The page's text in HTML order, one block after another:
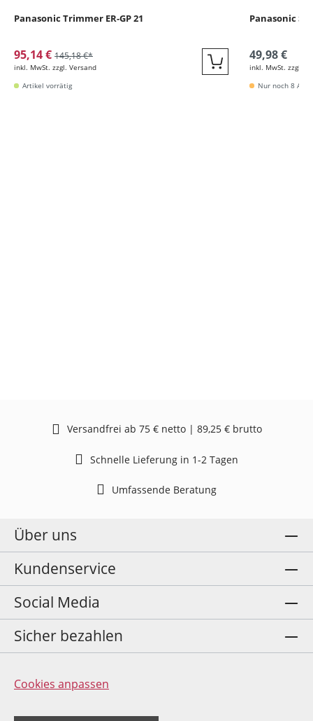
Panasonic Trimmer ER-GP 21
95,14 € 145,18 €*
inkl. MwSt. zzgl. Versand Quickbuy
Artikel vorrätig
Panasonic
49,98 €
inkl. MwSt. zzgl.
Nur noch 8
Versandfrei ab 75 € netto | 89,25 € brutto
Schnelle Lieferung in 1-2 Tagen
Umfassende Beratung
Über uns
Kundenservice
Social Media
Sicher bezahlen
Cookies anpassen